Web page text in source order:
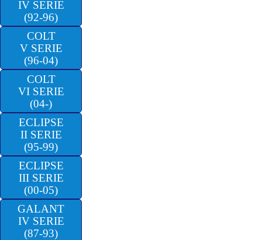
IV SERIE
(92-96)
COLT
V SERIE
(96-04)
COLT
VI SERIE
(04-)
ECLIPSE
II SERIE
(95-99)
ECLIPSE
III SERIE
(00-05)
GALANT
IV SERIE
(87-93)